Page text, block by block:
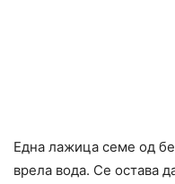
Една лажица семе од
врела вода. Се остава